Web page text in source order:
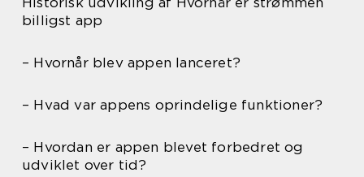
billigst app
– Hvornår blev appen lanceret?
– Hvad var appens oprindelige funktioner?
– Hvordan er appen blevet forbedret og
udviklet over tid?